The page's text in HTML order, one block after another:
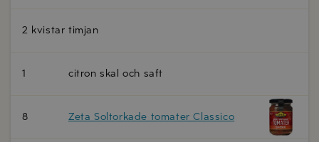
2 kvistar timjan
1 citron skal och saft
8 Zeta Soltorkade tomater Classico